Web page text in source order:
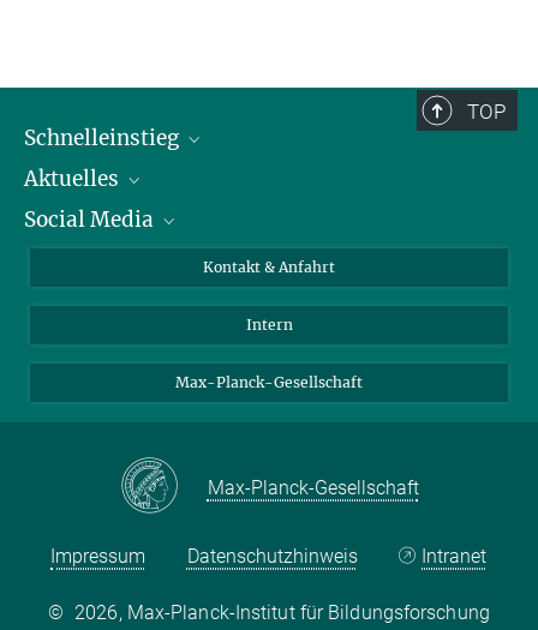
TOP
Schnelleinstieg
Personen
Pressebereich
Aktuelles
Stellenangebote
Social Media
X
LinkedIn
Kontakt & Anfahrt
Intern
Max-Planck-Gesellschaft
Max-Planck-Gesellschaft
Impressum Datenschutzhinweis Intranet
© 2026, Max-Planck-Institut für Bildungsforschung